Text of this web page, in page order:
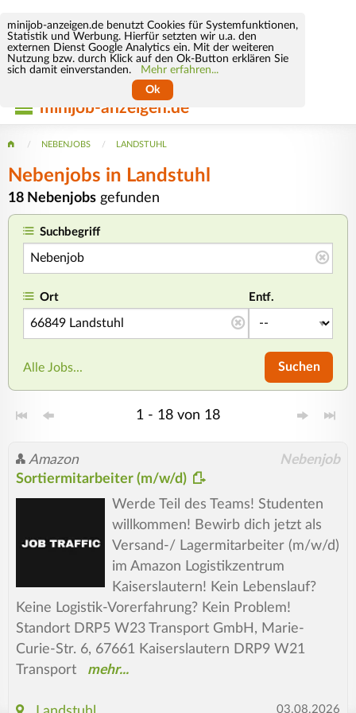
minijob-anzeigen.de benutzt Cookies für Systemfunktionen,
Statistik und Werbung. Hierfür setzten wir u.a. den
externen Dienst Google Analytics ein. Mit der weiteren
Nutzung bzw. durch Klick auf den Ok-Button erklären Sie
sich damit einverstanden.
Mehr erfahren...
Ok
minijob-anzeigen.de
NEBENJOBS LANDSTUHL
Nebenjobs in Landstuhl
18 Nebenjobs gefunden
Suchbegriff
Ort Entf.
Alle Jobs... Suchen
1 - 18 von 18
Amazon Nebenjob
Sortiermitarbeiter (m/w/d)
Werde Teil des Teams! Studenten
willkommen! Bewirb dich jetzt als
Versand-/ Lagermitarbeiter (m/w/d)
im Amazon Logistikzentrum
Kaiserslautern! Kein Lebenslauf?
Keine Logistik-Vorerfahrung? Kein Problem!
Standort DRP5 W23 Transport GmbH, Marie-
Curie-Str. 6, 67661 Kaiserslautern DRP9 W21
Transport
03.08.2026